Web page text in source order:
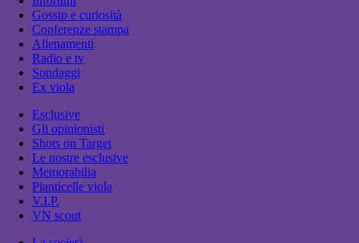
Gossip e curiosità
Conferenze stampa
Allenamenti
Radio e tv
Sondaggi
Ex viola
Esclusive
Gli opinionisti
Shots on Target
Le nostre esclusive
Memorabilia
Pianticelle viola
V.I.P.
VN scout